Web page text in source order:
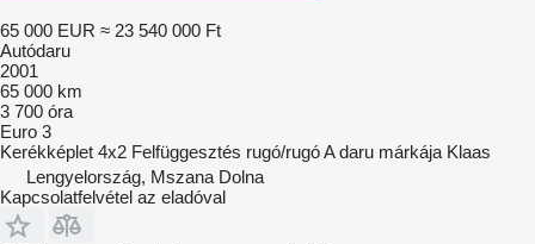
65 000 EUR ≈ 23 540 000 Ft
Autódaru
2001
65 000 km
3 700 óra
Euro 3
Kerékképlet 4x2 Felfüggesztés rugó/rugóA daru márkája Klaas
Lengyelország, Mszana Dolna
Kapcsolatfelvétel az eladóval